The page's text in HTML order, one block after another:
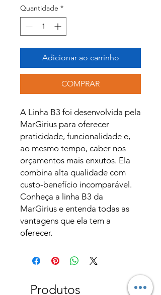
Quantidade *
Adicionar ao carrinho
COMPRAR
A Linha B3 foi desenvolvida pela
MarGirius para oferecer
praticidade, funcionalidade e,
ao mesmo tempo, caber nos
orçamentos mais enxutos. Ela
combina alta qualidade com
custo‑benefício incomparável.
Conheça a linha B3 da
MarGirius e entenda todas as
vantagens que ela tem a
oferecer.
Produtos